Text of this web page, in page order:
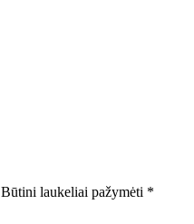
Būtini laukeliai pažymėti *